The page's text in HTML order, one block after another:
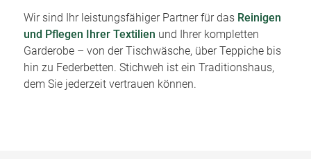
Wir sind Ihr leistungsfähiger Partner für das Reinigen
und Pflegen Ihrer Textilien und Ihrer kompletten
Garderobe – von der Tischwäsche, über Teppiche bis
hin zu Federbetten. Stichweh ist ein Traditionshaus,
dem Sie jederzeit vertrauen können.